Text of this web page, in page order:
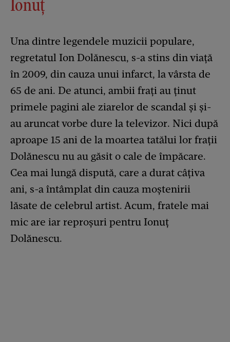
Ionuț
Una dintre legendele muzicii populare,
regretatul Ion Dolănescu, s-a stins din viață
în 2009, din cauza unui infarct, la vârsta de
65 de ani. De atunci, ambii frați au ținut
primele pagini ale ziarelor de scandal și și-
au aruncat vorbe dure la televizor. Nici după
aproape 15 ani de la moartea tatălui lor frații
Dolănescu nu au găsit o cale de împăcare.
Cea mai lungă dispută, care a durat câțiva
ani, s-a întâmplat din cauza moștenirii
lăsate de celebrul artist. Acum, fratele mai
mic are iar reproșuri pentru Ionuț
Dolănescu.